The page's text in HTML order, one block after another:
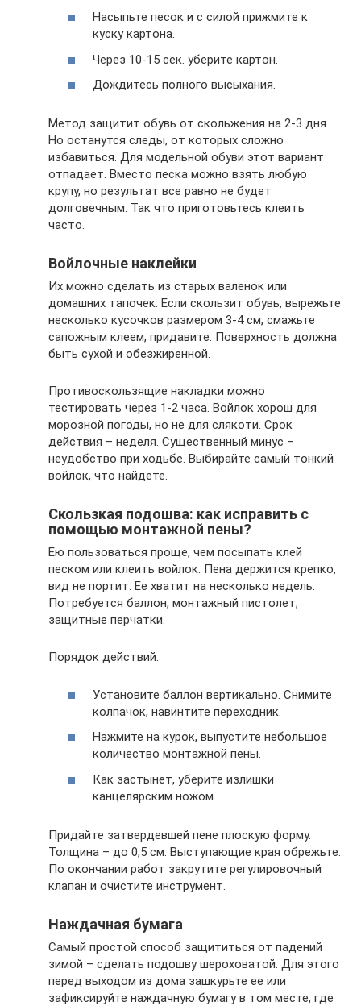
Насыпьте песок и с силой прижмите к
куску картона.
Через 10-15 сек. уберите картон.
Дождитесь полного высыхания.
Метод защитит обувь от скольжения на 2-3 дня.
Но останутся следы, от которых сложно
избавиться. Для модельной обуви этот вариант
отпадает. Вместо песка можно взять любую
крупу, но результат все равно не будет
долговечным. Так что приготовьтесь клеить
часто.
Войлочные наклейки
Их можно сделать из старых валенок или
домашних тапочек. Если скользит обувь, вырежьте
несколько кусочков размером 3-4 см, смажьте
сапожным клеем, придавите. Поверхность должна
быть сухой и обезжиренной.
Противоскользящие накладки можно
тестировать через 1-2 часа. Войлок хорош для
морозной погоды, но не для слякоти. Срок
действия – неделя. Существенный минус –
неудобство при ходьбе. Выбирайте самый тонкий
войлок, что найдете.
Скользкая подошва: как исправить с
помощью монтажной пены?
Ею пользоваться проще, чем посыпать клей
песком или клеить войлок. Пена держится крепко,
вид не портит. Ее хватит на несколько недель.
Потребуется баллон, монтажный пистолет,
защитные перчатки.
Порядок действий:
Установите баллон вертикально. Снимите
колпачок, навинтите переходник.
Нажмите на курок, выпустите небольшое
количество монтажной пены.
Как застынет, уберите излишки
канцелярским ножом.
Придайте затвердевшей пене плоскую форму.
Толщина – до 0,5 см. Выступающие края обрежьте.
По окончании работ закрутите регулировочный
клапан и очистите инструмент.
Наждачная бумага
Самый простой способ защититься от падений
зимой – сделать подошву шероховатой. Для этого
перед выходом из дома зашкурьте ее или
зафиксируйте наждачную бумагу в том месте, где